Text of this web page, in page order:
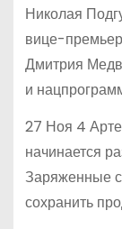
Николая
вице-
Дмитрия
и
27 Ноя 4
начинается
Заряженные
сохранить